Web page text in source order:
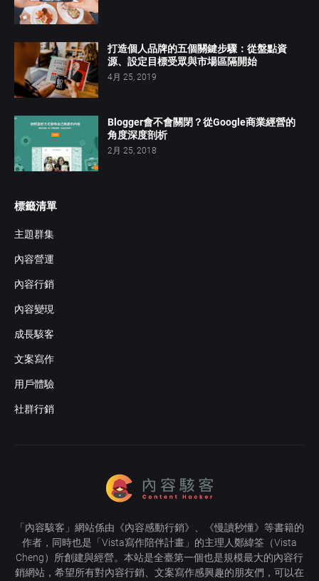
打造個人品牌的五個關鍵步驟：從盤點資
源、設定目標受眾與市場區隔開始
4月 25, 2019
Blogger會不會關閉？從Google商業經營的
角度深度剖析
2月 25, 2018
標籤清單
主題群集
內容營運
內容行銷
內容變現
成長駭客
文案寫作
用戶體驗
社群行銷
「 內容駭客 」網站係由《內容感動行銷》、《慢讀秒懂》等書籍的
作者，同時也是「 Vista寫作陪伴計畫 」的主理人鄭緯筌 （Vista
Cheng）所創建與經營。本站是全臺第一個也是規模最大的內容行
銷網站，希望所有對內容行銷、文案寫作感興趣的朋友們，可以在